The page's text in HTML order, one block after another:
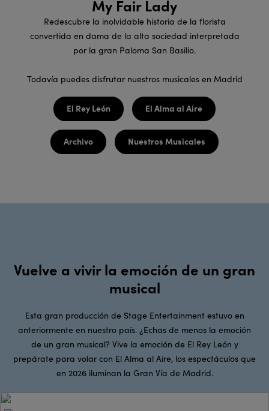
My Fair Lady
Redescubre la inolvidable historia de la florista
convertida en dama de la alta sociedad interpretada
por la gran Paloma San Basilio.
Todavía puedes disfrutar nuestros musicales en Madrid
El Rey León El Alma al Aire
Archivo Nuestros Musicales
Vuelve a vivir la emoción de un gran
musical
Esta gran producción de Stage Entertainment estuvo en
anteriormente en nuestro país. ¿Echas de menos la emoción
de un gran musical? Vive la emoción de El Rey León y
prepárate para volar con El Alma al Aire, los espectáculos que
en 2026 iluminan la Gran Vía de Madrid.